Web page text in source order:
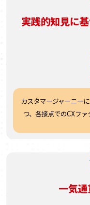
実践的知見に
カスタマージャーニーに
つ、 各接点でのCXファ
一気